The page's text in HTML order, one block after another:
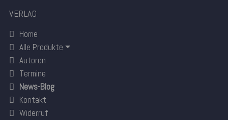
VERLAG
Home
Alle Produkte
Autoren
Termine
News-Blog
Kontakt
Widerruf